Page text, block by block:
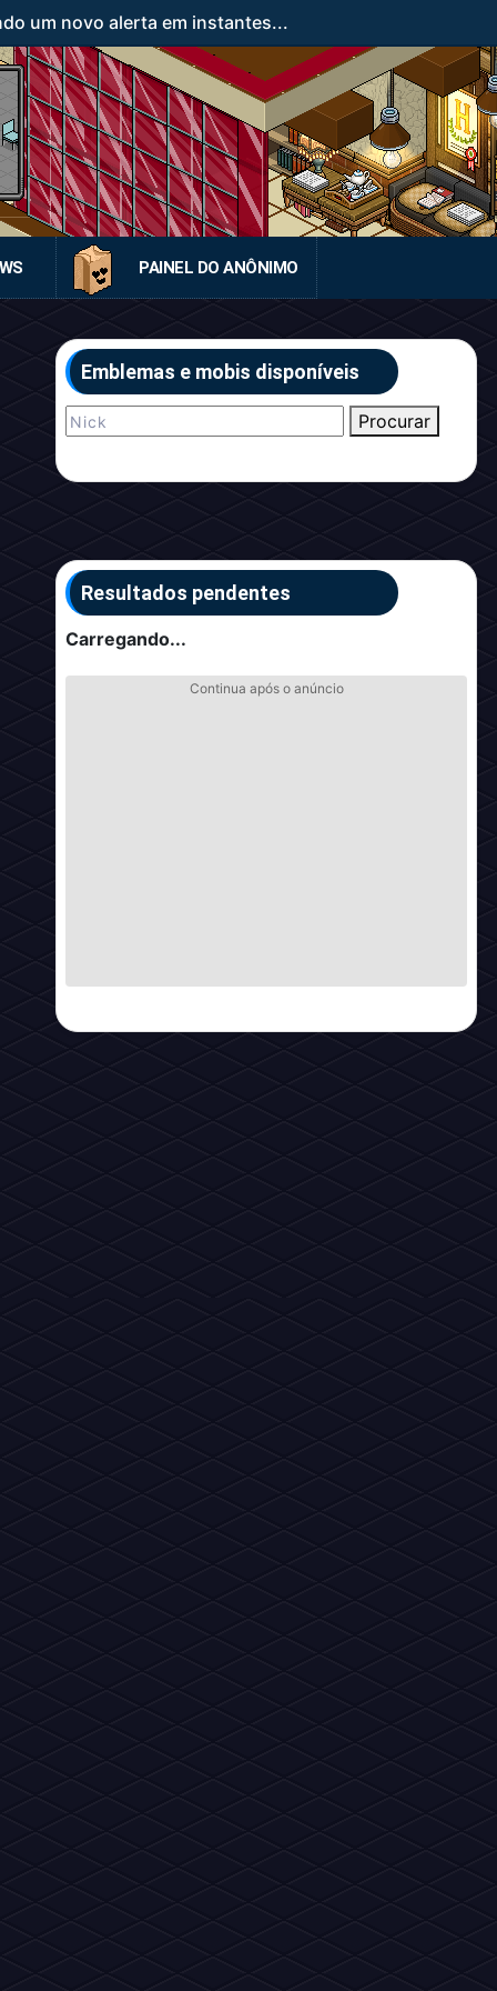
um novo alerta em instantes...
PAINEL DO ANÔNIMO
Emblemas e mobis disponíveis
Procurar
Resultados pendentes
Carregando...